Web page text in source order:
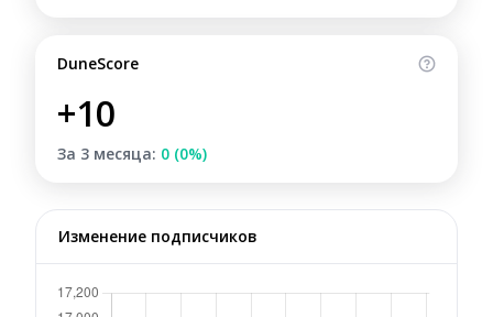
DuneScore
+10
За 3 месяца: 0 (0%)
Изменение подписчиков